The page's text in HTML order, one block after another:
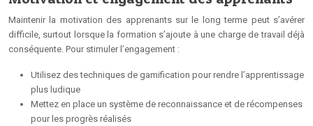
Maintenir la motivation des apprenants sur le long terme peut s’avérer
difficile, surtout lorsque la formation s’ajoute à une charge de travail déjà
conséquente. Pour stimuler l’engagement :
Utilisez des techniques de gamification pour rendre l’apprentissage
plus ludique
Mettez en place un système de reconnaissance et de récompenses
pour les progrès réalisés